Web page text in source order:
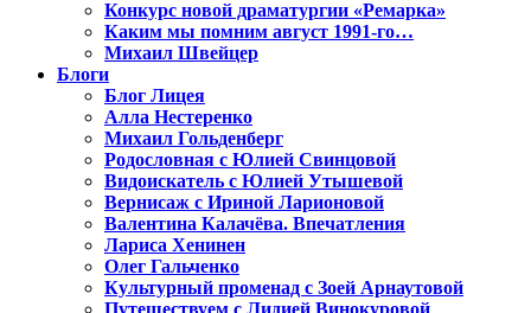
Конкурс новой драматургии «Ремарка»
Каким мы помним август 1991-го…
Михаил Швейцер
Блоги
Блог Лицея
Алла Нестеренко
Михаил Гольденберг
Родословная с Юлией Свинцовой
Видоискатель с Юлией Утышевой
Вернисаж с Ириной Ларионовой
Валентина Калачёва. Впечатления
Лариса Хенинен
Олег Гальченко
Культурный променад с Зоей Арнаутовой